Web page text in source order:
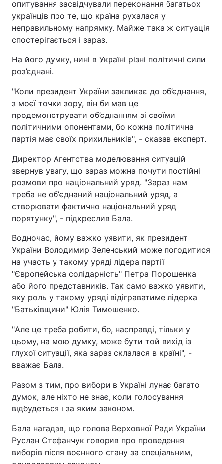
опитування засвідчували переконання багатьох
українців про те, що країна рухалася у
неправильному напрямку. Майже така ж ситуація
спостерігається і зараз.
На його думку, нині в Україні різні політичні сили
роз’єднані.
"Коли президент України закликає до об’єднання,
з моєї точки зору, він би мав це
продемонструвати об’єднанням зі своїми
політичними опонентами, бо кожна політична
партія має своїх прихильників", - сказав експерт.
Директор Агентства моделювання ситуацій
звернув увагу, що зараз можна почути постійні
розмови про національний уряд. "Зараз нам
треба не об’єднаний національний уряд, а
створювати фактично національний уряд
порятунку", - підкреслив Бала.
Водночас, йому важко уявити, як президент
України Володимир Зеленський може погодитися
на участь у такому уряді лідера партії
"Європейська солідарність" Петра Порошенка
або його представників. Так само важко уявити,
яку роль у такому уряді відіграватиме лідерка
"Батьківщини" Юлія Тимошенко.
"Але це треба робити, бо, насправді, тільки у
цьому, на мою думку, може бути той вихід із
глухої ситуації, яка зараз склалася в країні", -
вважає Бала.
Разом з тим, про вибори в Україні лунає багато
думок, але ніхто не знає, коли голосування
відбудеться і за яким законом.
Бала нагадав, що голова Верховної Ради України
Руслан Стефанчук говорив про проведення
виборів після воєнного стану за спеціальним,